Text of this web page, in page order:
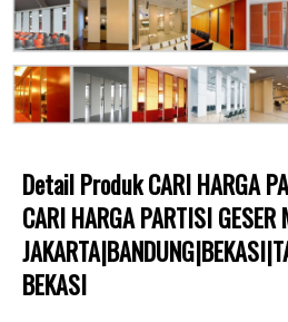
Detail Produk CARI HARGA
CARI HARGA PARTISI GESER
BEKASI